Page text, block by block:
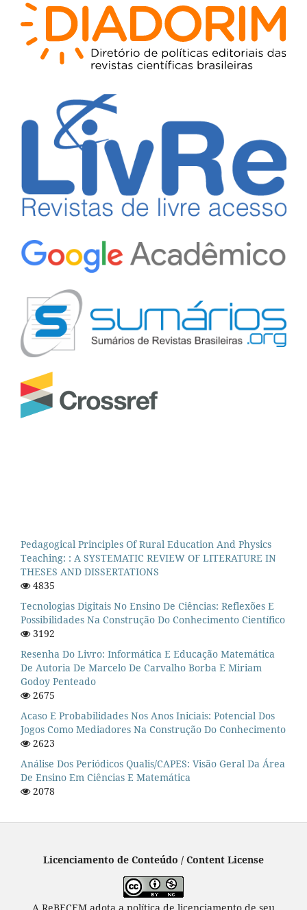
Pedagogical Principles Of Rural Education And Physics
Teaching: : A SYSTEMATIC REVIEW OF LITERATURE IN
THESES AND DISSERTATIONS
4835
Tecnologias Digitais No Ensino De Ciências: Reflexões E
Possibilidades Na Construção Do Conhecimento Científico
3192
Resenha Do Livro: Informática E Educação Matemática
De Autoria De Marcelo De Carvalho Borba E Miriam
Godoy Penteado
2675
Acaso E Probabilidades Nos Anos Iniciais: Potencial Dos
Jogos Como Mediadores Na Construção Do Conhecimento
2623
Análise Dos Periódicos Qualis/CAPES: Visão Geral Da Área
De Ensino Em Ciências E Matemática
2078
Licenciamento de Conteúdo / Content License